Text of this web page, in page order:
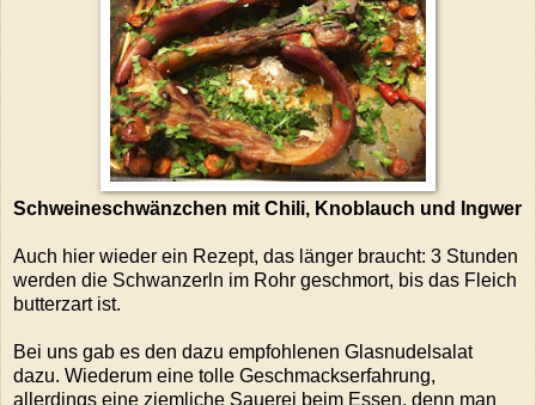
Schweineschwänzchen mit Chili, Knoblauch und Ingwer
Auch hier wieder ein Rezept, das länger braucht: 3 Stunden
werden die Schwanzerln im Rohr geschmort, bis das Fleich
butterzart ist.
Bei uns gab es den dazu empfohlenen Glasnudelsalat
dazu. Wiederum eine tolle Geschmackserfahrung,
allerdings eine ziemliche Sauerei beim Essen, denn man